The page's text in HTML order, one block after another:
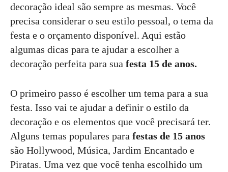
decoração ideal são sempre as mesmas. Você
precisa considerar o seu estilo pessoal, o tema da
festa e o orçamento disponível. Aqui estão
algumas dicas para te ajudar a escolher a
decoração perfeita para sua festa 15 de anos.
O primeiro passo é escolher um tema para a sua
festa. Isso vai te ajudar a definir o estilo da
decoração e os elementos que você precisará ter.
Alguns temas populares para festas de 15 anos
são Hollywood, Música, Jardim Encantado e
Piratas. Uma vez que você tenha escolhido um